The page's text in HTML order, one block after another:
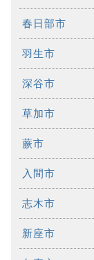
春日部市
羽生市
深谷市
草加市
蕨市
入間市
志木市
新座市